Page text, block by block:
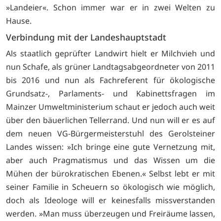
»Landeier«. Schon immer war er in zwei Welten zu
Hause.
Verbindung mit der Landeshauptstadt
Als staatlich geprüfter Landwirt hielt er Milchvieh und
nun Schafe, als grüner Landtagsabgeordneter von 2011
bis 2016 und nun als Fachreferent für ökologische
Grundsatz-, Parlaments- und Kabinettsfragen im
Mainzer Umweltministerium schaut er jedoch auch weit
über den bäuerlichen Tellerrand. Und nun will er es auf
dem neuen VG-Bürgermeisterstuhl des Gerolsteiner
Landes wissen: »Ich bringe eine gute Vernetzung mit,
aber auch Pragmatismus und das Wissen um die
Mühen der bürokratischen Ebenen.« Selbst lebt er mit
seiner Familie in Scheuern so ökologisch wie möglich,
doch als Ideologe will er keinesfalls missverstanden
werden. »Man muss überzeugen und Freiräume lassen,